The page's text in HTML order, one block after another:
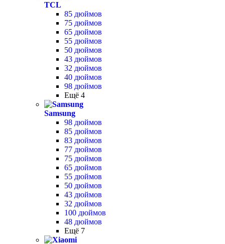
TCL
85 дюймов
75 дюймов
65 дюймов
55 дюймов
50 дюймов
43 дюймов
32 дюймов
40 дюймов
98 дюймов
Ещё 4
Samsung
98 дюймов
85 дюймов
83 дюймов
77 дюймов
75 дюймов
65 дюймов
55 дюймов
50 дюймов
43 дюймов
32 дюймов
100 дюймов
48 дюймов
Ещё 7